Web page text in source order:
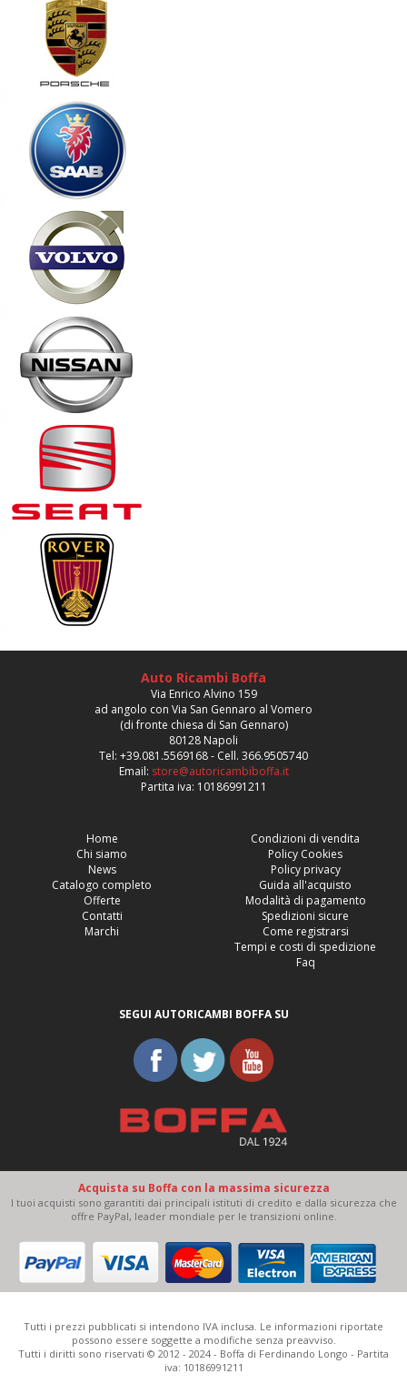
Auto Ricambi Boffa
Via Enrico Alvino 159
ad angolo con Via San Gennaro al Vomero
(di fronte chiesa di San Gennaro)
80128 Napoli
Tel: +39.081.5569168 - Cell. 366.9505740
Email: store@autoricambiboffa.it
Partita iva: 10186991211
Home
Chi siamo
News
Catalogo completo
Offerte
Contatti
Marchi
Condizioni di vendita
Policy Cookies
Policy privacy
Guida all'acquisto
Modalità di pagamento
Spedizioni sicure
Come registrarsi
Tempi e costi di spedizione
Faq
SEGUI AUTORICAMBI BOFFA SU
Acquista su Boffa con la massima sicurezza
I tuoi acquisti sono garantiti dai principali istituti di credito e dalla sicurezza che
offre PayPal, leader mondiale per le transizioni online.
Tutti i prezzi pubblicati si intendono IVA inclusa. Le informazioni riportate
possono essere soggette a modifiche senza preavviso.
Tutti i diritti sono riservati © 2012 - 2024 - Boffa di Ferdinando Longo - Partita
iva: 10186991211